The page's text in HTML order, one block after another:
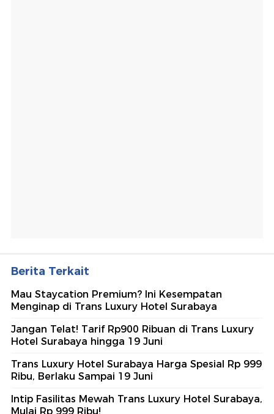
Berita Terkait
Mau Staycation Premium? Ini Kesempatan
Menginap di Trans Luxury Hotel Surabaya
Jangan Telat! Tarif Rp900 Ribuan di Trans Luxury
Hotel Surabaya hingga 19 Juni
Trans Luxury Hotel Surabaya Harga Spesial Rp 999
Ribu, Berlaku Sampai 19 Juni
Intip Fasilitas Mewah Trans Luxury Hotel Surabaya,
Mulai Rp 999 Ribu!